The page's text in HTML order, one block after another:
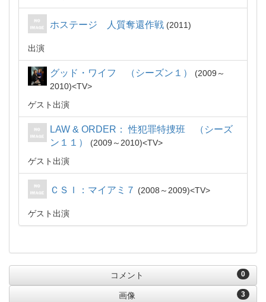
ホステージ 人質奪還作戦 2011
出演
グッド・ワイフ （シーズン１）
2009～
2010
TV
ゲスト出演
LAW & ORDER： 性犯罪特捜班 （シーズ
ン１１）
2009～2010
TV
ゲスト出演
ＣＳＩ：マイアミ７ 2008～2009 TV
ゲスト出演
0
コメント
3
画像